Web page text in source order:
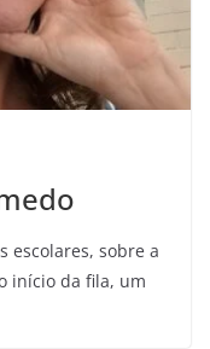
escolares, sobre a
início da fila, um